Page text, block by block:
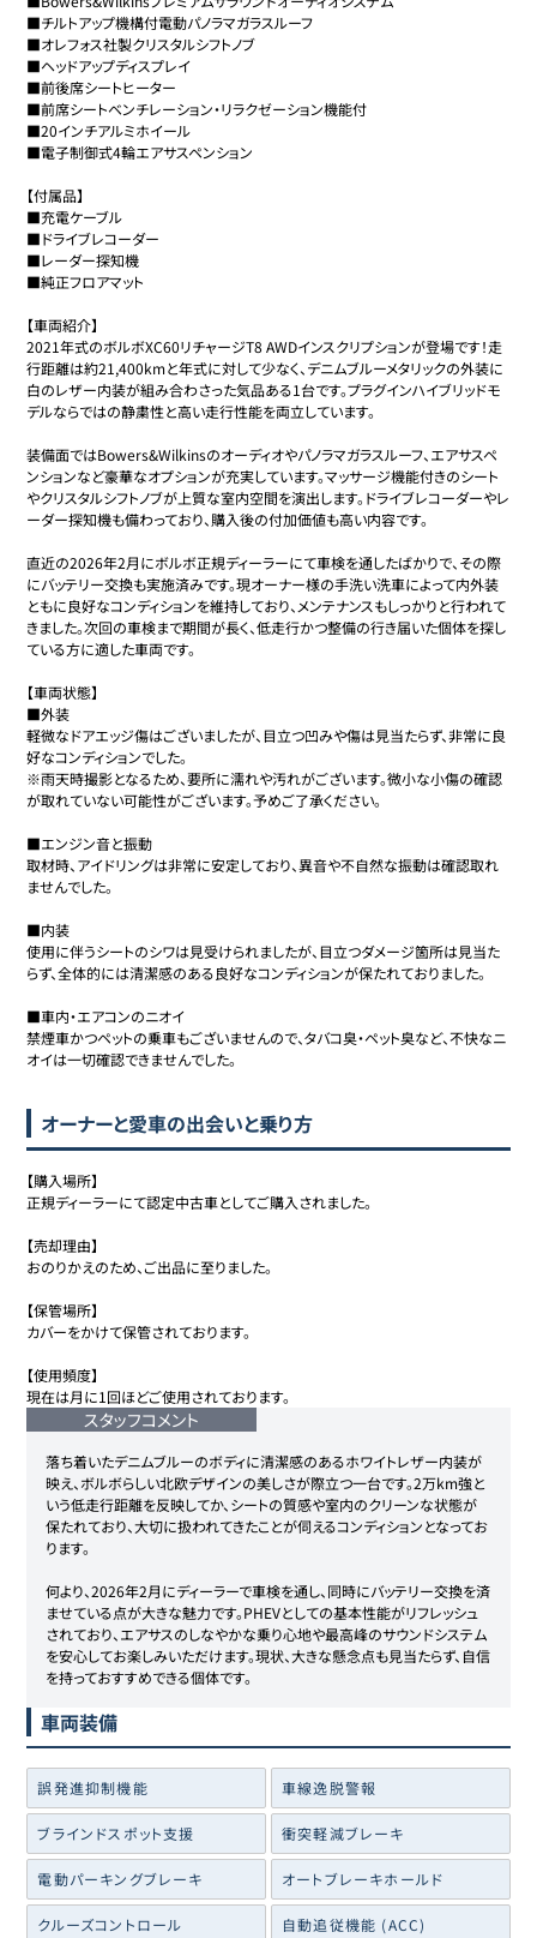
■チルトアップ機構付電動パノラマガラスルーフ
■オレフォス社製クリスタルシフトノブ
■ヘッドアップディスプレイ
■前後席シートヒーター
■前席シートベンチレーション・リラクゼーション機能付
■20インチアルミホイール
■電子制御式4輪エアサスペンション
【付属品】
■充電ケーブル
■ドライブレコーダー
■レーダー探知機
■純正フロアマット
【車両紹介】
2021年式のボルボXC60リチャージT8 AWDインスクリプションが登場です！走
行距離は約21,400kmと年式に対して少なく、デニムブルーメタリックの外装に
白のレザー内装が組み合わさった気品ある1台です。プラグインハイブリッドモ
デルならではの静粛性と高い走行性能を両立しています。
装備面ではBowers&Wilkinsのオーディオやパノラマガラスルーフ、エアサスペ
ンションなど豪華なオプションが充実しています。マッサージ機能付きのシート
やクリスタルシフトノブが上質な室内空間を演出します。ドライブレコーダーやレ
ーダー探知機も備わっており、購入後の付加価値も高い内容です。
直近の2026年2月にボルボ正規ディーラーにて車検を通したばかりで、その際
にバッテリー交換も実施済みです。現オーナー様の手洗い洗車によって内外装
ともに良好なコンディションを維持しており、メンテナンスもしっかりと行われて
きました。次回の車検まで期間が長く、低走行かつ整備の行き届いた個体を探し
ている方に適した車両です。
【車両状態】
■外装
軽微なドアエッジ傷はございましたが、目立つ凹みや傷は見当たらず、非常に良
好なコンディションでした。
※雨天時撮影となるため、要所に濡れや汚れがございます。微小な小傷の確認
が取れていない可能性がございます。予めご了承ください。
■エンジン音と振動
取材時、アイドリングは非常に安定しており、異音や不自然な振動は確認取れ
ませんでした。
■内装
使用に伴うシートのシワは見受けられましたが、目立つダメージ箇所は見当た
らず、全体的には清潔感のある良好なコンディションが保たれておりました。
■車内・エアコンのニオイ
禁煙車かつペットの乗車もございませんので、タバコ臭・ペット臭など、不快なニ
オイは一切確認できませんでした。
オーナーと愛車の出会いと乗り方
【購入場所】
正規ディーラーにて認定中古車としてご購入されました。
【売却理由】
おのりかえのため、ご出品に至りました。
【保管場所】
カバーをかけて保管されております。
【使用頻度】
現在は月に1回ほどご使用されております。
スタッフコメント
落ち着いたデニムブルーのボディに清潔感のあるホワイトレザー内装が
映え、ボルボらしい北欧デザインの美しさが際立つ一台です。2万km強と
いう低走行距離を反映してか、シートの質感や室内のクリーンな状態が
保たれており、大切に扱われてきたことが伺えるコンディションとなってお
ります。
何より、2026年2月にディーラーで車検を通し、同時にバッテリー交換を済
ませている点が大きな魅力です。PHEVとしての基本性能がリフレッシュ
されており、エアサスのしなやかな乗り心地や最高峰のサウンドシステム
を安心してお楽しみいただけます。現状、大きな懸念点も見当たらず、自信
を持っておすすめできる個体です。
車両装備
誤発進抑制機能 車線逸脱警報
ブラインドスポット支援 衝突軽減ブレーキ
電動パーキングブレーキ オートブレーキホールド
クルーズコントロール 自動追従機能 (ACC)